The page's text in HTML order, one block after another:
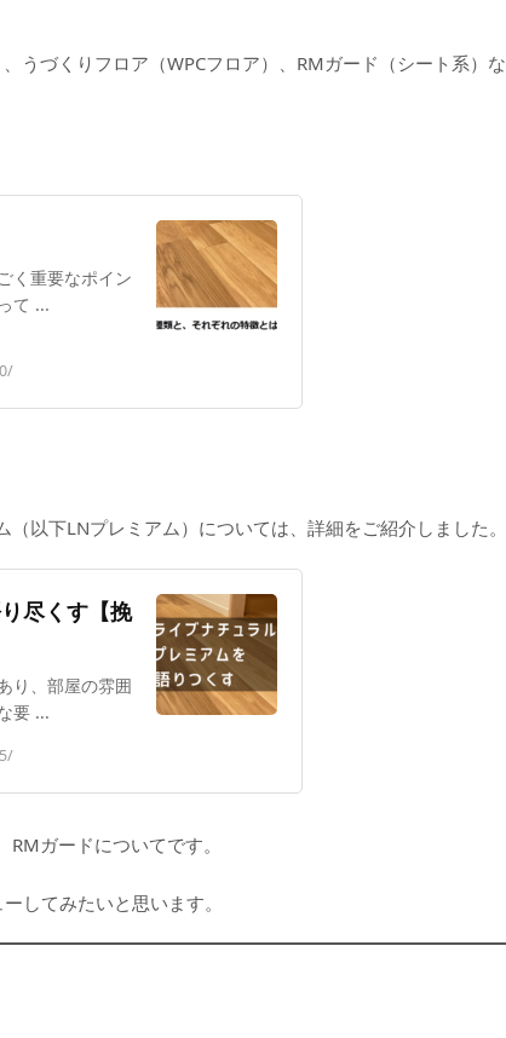
うづくりフロア（WPCフロア）、RMガード（シート系）な
く重要なポイン
て ...
以下LNプレミアム）については、詳細をご紹介しました。
尽くす【挽
り、部屋の雰囲
要 ...
ガードについてです。
してみたいと思います。